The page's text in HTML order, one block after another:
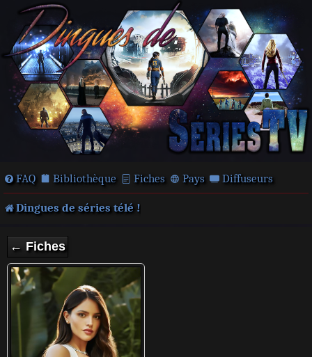
FAQ Bibliothèque Fiches Pays Diffuseurs
Dingues de séries télé !
← Fiches